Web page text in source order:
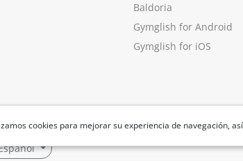
cookies para mejorar su experiencia de navegación,
Baldoria
Gymglish for Android
Gymglish for iOS